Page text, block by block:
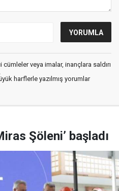
veya imalar, inançlara saldırı
harflerle yazılmış yorumlar
Şöleni’ başladı